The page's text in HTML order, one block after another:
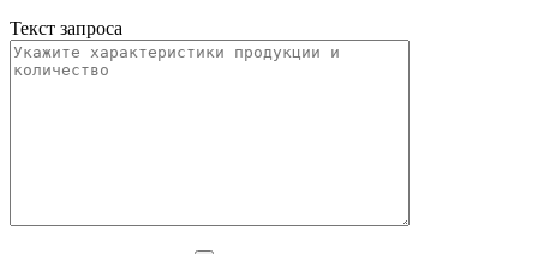
Текст запроса